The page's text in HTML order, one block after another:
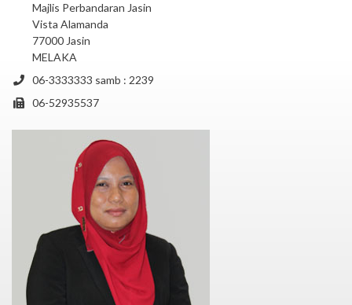
Majlis Perbandaran Jasin
Vista Alamanda
77000 Jasin
MELAKA
Phone
06-3333333 samb : 2239
Fax
06-52935537